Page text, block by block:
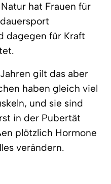
hat Frauen für
dagegen für Kraft
gilt das aber
haben gleich viel
und sie sind
in der Pubertät
plötzlich Hormone
verändern.